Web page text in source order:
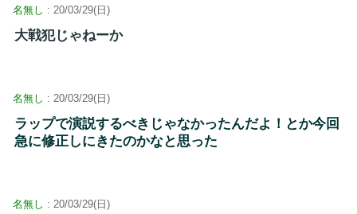
名無し : 20/03/29(日)
大戦犯じゃねーか
名無し : 20/03/29(日)
ラップで演説するべきじゃなかったんだよ！とか今回
急に修正しにきたのかなと思った
名無し : 20/03/29(日)